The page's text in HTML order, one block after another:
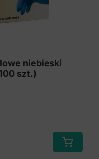
niebieski
szt.)